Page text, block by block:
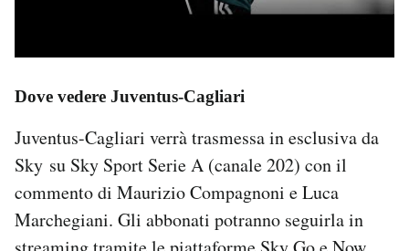
Dove vedere Juventus-Cagliari
Juventus-Cagliari verrà trasmessa in esclusiva da
Sky su Sky Sport Serie A (canale 202) con il
commento di Maurizio Compagnoni e Luca
Marchegiani. Gli abbonati potranno seguirla in